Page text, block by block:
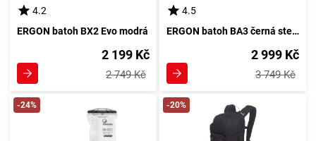
4.2
ERGON batoh BX2 Evo modrá
2 199 Kč
2 749 Kč
4.5
ERGON batoh BA3 černá stealth
2 999 Kč
3 749 Kč
-24% -20%